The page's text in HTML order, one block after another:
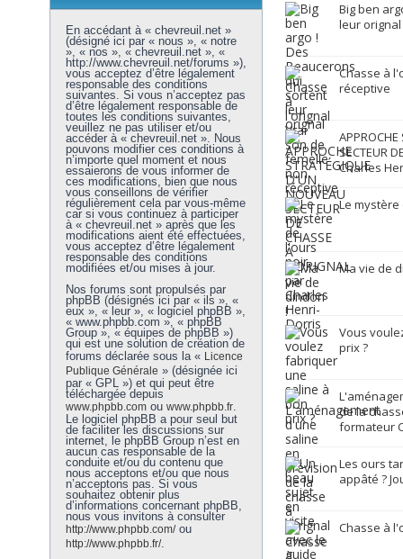
En accédant à « chevreuil.net »
(désigné ici par « nous », « notre
», « nos », « chevreuil.net », «
http://www.chevreuil.net/forums »),
vous acceptez d’être légalement
responsable des conditions
suivantes. Si vous n’acceptez pas
d’être légalement responsable de
toutes les conditions suivantes,
veuillez ne pas utiliser et/ou
accéder à « chevreuil.net ». Nous
pouvons modifier ces conditions à
n’importe quel moment et nous
essaierons de vous informer de
ces modifications, bien que nous
vous conseillons de vérifier
régulièrement cela par vous-même
car si vous continuez à participer
à « chevreuil.net » après que les
modifications aient été effectuées,
vous acceptez d’être légalement
responsable des conditions
modifiées et/ou mises à jour.
Nos forums sont propulsés par
phpBB (désignés ici par « ils », «
eux », « leur », « logiciel phpBB »,
« www.phpbb.com », « phpBB
Group », « équipes de phpBB »)
qui est une solution de création de
forums déclarée sous la « Licence
Publique Générale » (désignée ici
par « GPL ») et qui peut être
téléchargée depuis
www.phpbb.com ou www.phpbb.fr.
Le logiciel phpBB a pour seul but
de faciliter les discussions sur
internet, le phpBB Group n’est en
aucun cas responsable de la
conduite et/ou du contenu que
nous acceptons et/ou que nous
n’acceptons pas. Si vous
souhaitez obtenir plus
d’informations concernant phpBB,
nous vous invitons à consulter
http://www.phpbb.com/ou
http://www.phpbb.fr/.
Big ben
leur orignal
Chasse à
réceptive
SECTEUR
Charles
Le
Ma vie de
Vous
prix ?
de la
formateur
Les ours
appâté ?
Chasse à